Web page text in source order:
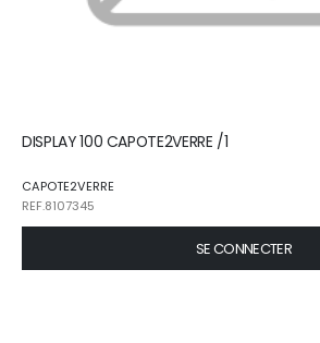
DISPLAY 100 CAPOTE2VERRE /1
CAPOTE2VERRE
REF.8107345
SE CONNECTER